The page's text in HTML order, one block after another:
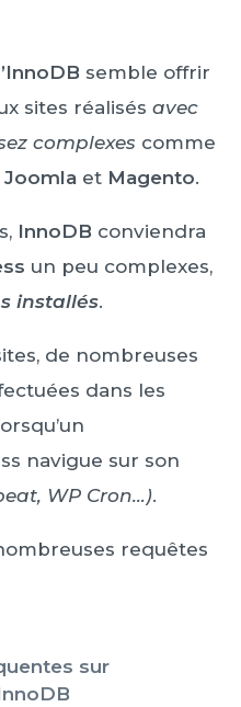
semble offrir
sites réalisés avec
complexes comme
Joomla et Magento.
InnoDB conviendra
un peu complexes,
installés.
de nombreuses
dans les
navigue sur son
WP Cron…).
requêtes
sur